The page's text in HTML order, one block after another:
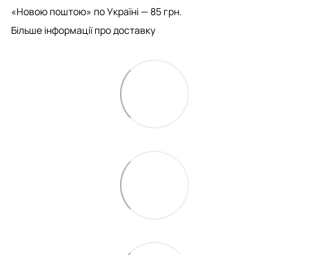
«Новою поштою» по Україні — 85 грн.
Більше інформації про доставку